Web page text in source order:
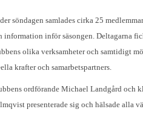
söndagen samlades cirka 25
information inför säsongen. Deltagarna
olika verksamheter och samtidigt
krafter och samarbetspartners.
ordförande Michael Landgård och
presenterade sig och hälsade alla